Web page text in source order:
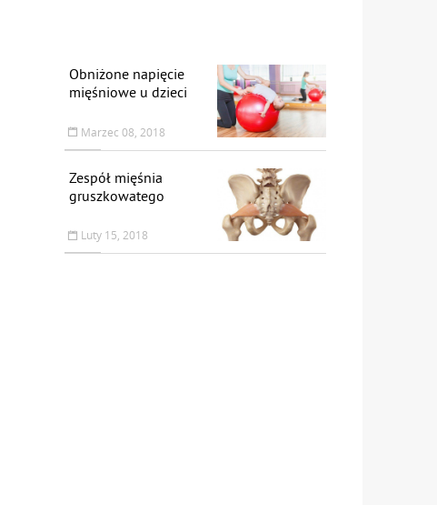
Obniżone napięcie
mięśniowe u dzieci
Marzec 08, 2018
Zespół mięśnia
gruszkowatego
Luty 15, 2018